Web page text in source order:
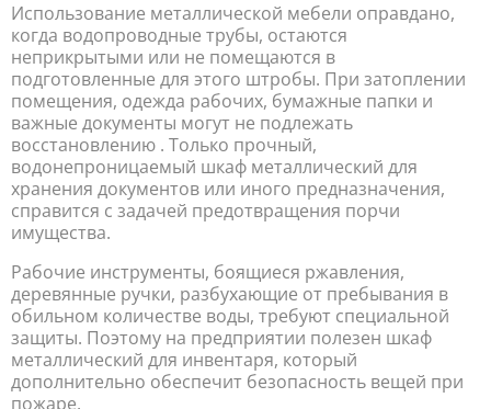
Использование металлической мебели оправдано,
когда водопроводные трубы, остаются
неприкрытыми или не помещаются в
подготовленные для этого штробы. При затоплении
помещения, одежда рабочих, бумажные папки и
важные документы могут не подлежать
восстановлению . Только прочный,
водонепроницаемый шкаф металлический для
хранения документов или иного предназначения,
справится с задачей предотвращения порчи
имущества.
Рабочие инструменты, боящиеся ржавления,
деревянные ручки, разбухающие от пребывания в
обильном количестве воды, требуют специальной
защиты. Поэтому на предприятии полезен шкаф
металлический для инвентаря, который
дополнительно обеспечит безопасность вещей при
пожаре.